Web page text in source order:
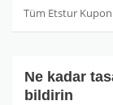
Tüm Etstur
Ne kadar
bildirin